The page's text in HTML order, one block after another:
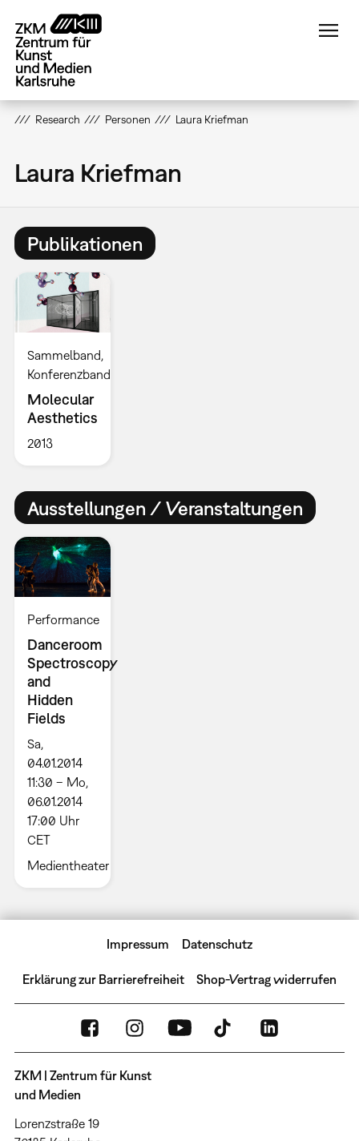
zum
Inhalt
Research Personen Laura Kriefman
Laura Kriefman
Publikationen
Sammelband
Konferenzband
Molecular
Aesthetics
2013
Ausstellungen / Veranstaltungen
Performance
Danceroom
Spectroscopy
and
Hidden
Fields
Sa,
04.01.2014
11:30 – Mo,
06.01.2014
17:00 Uhr
CET
Medientheater
Impressum Datenschutz
Erklärung zur Barrierefreiheit Shop-Vertrag widerrufen
ZKM | Zentrum für Kunst
und Medien
Lorenzstraße 19